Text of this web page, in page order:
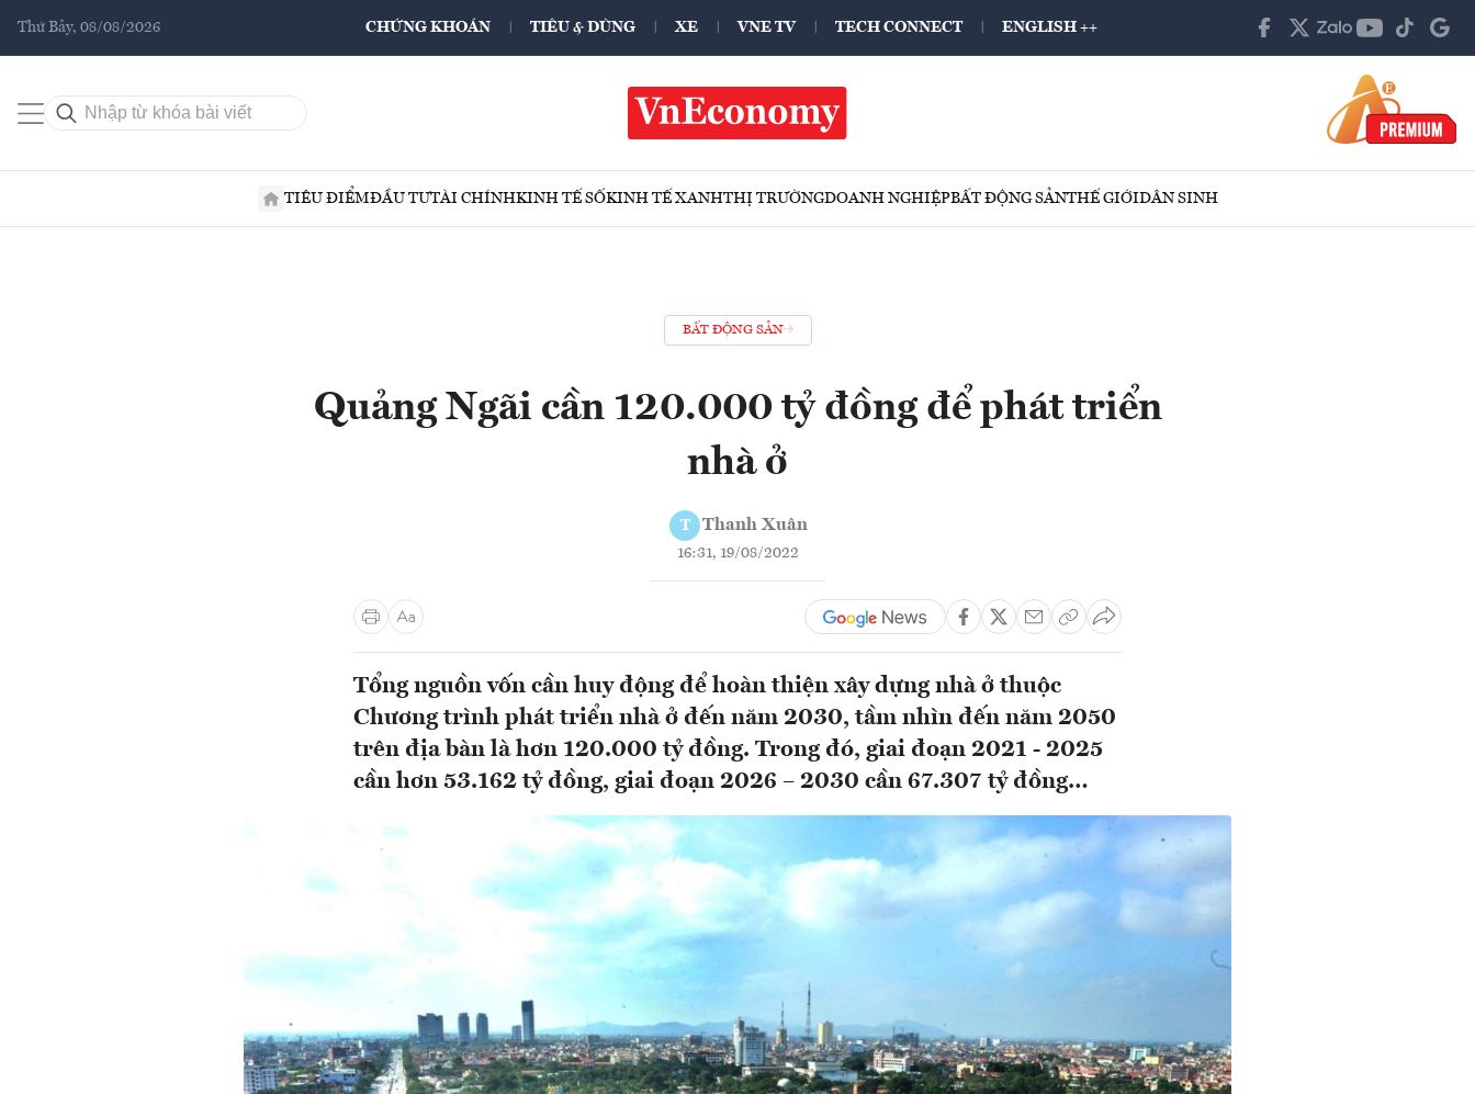
Thứ Bảy, 08/08/2026 CHỨNG KHOÁN TIÊU & DÙNG XE VNE TV TECH CONNECT ENGLISH ++
TIÊU ĐIỂMĐẦU TƯTÀI CHÍNHKINH TẾ SỐKINH TẾ XANHTHỊ TRƯỜNGDOANH NGHIỆPBẤT ĐỘNG SẢNTHẾ GIỚIDÂN SINH
BẤT ĐỘNG SẢN
Quảng Ngãi cần 120.000 tỷ đồng để phát triển
nhà ở
T Thanh Xuân
16:31, 19/08/2022
Tổng nguồn vốn cần huy động để hoàn thiện xây dựng nhà ở thuộc
Chương trình phát triển nhà ở đến năm 2030, tầm nhìn đến năm 2050
trên địa bàn là hơn 120.000 tỷ đồng. Trong đó, giai đoạn 2021 - 2025
cần hơn 53.162 tỷ đồng, giai đoạn 2026 – 2030 cần 67.307 tỷ đồng…